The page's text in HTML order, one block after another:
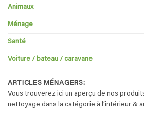
Animaux
Ménage
Santé
Voiture / bateau / caravane
ARTICLES MÉNAGERS:
Vous trouverez ici un aperçu de nos
nettoyage dans la catégorie à l’intérieur &